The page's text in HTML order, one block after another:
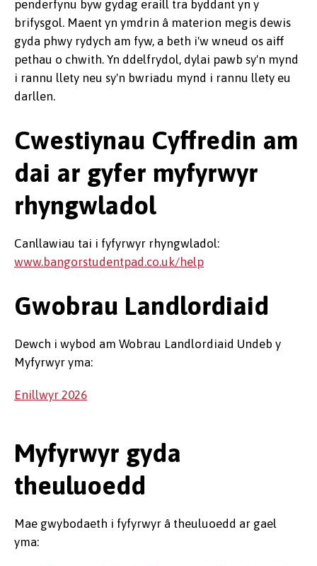
penderfynu byw gydag eraill tra byddant yn y
brifysgol. Maent yn ymdrin â materion megis dewis
gyda phwy rydych am fyw, a beth i'w wneud os aiff
pethau o chwith. Yn ddelfrydol, dylai pawb sy'n mynd
i rannu llety neu sy'n bwriadu mynd i rannu llety eu
darllen.
Cwestiynau Cyffredin am
dai ar gyfer myfyrwyr
rhyngwladol
Canllawiau tai i fyfyrwyr rhyngwladol:
www.bangorstudentpad.co.uk/help
Gwobrau Landlordiaid
Dewch i wybod am Wobrau Landlordiaid Undeb y
Myfyrwyr yma:
Enillwyr 2026
Myfyrwyr gyda
theuluoedd
Mae gwybodaeth i fyfyrwyr â theuluoedd ar gael
yma: